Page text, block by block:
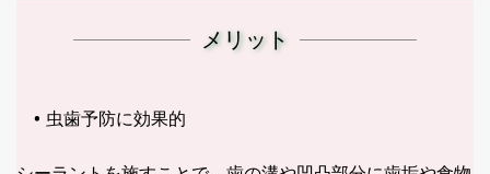
メリット
虫歯予防に効果的